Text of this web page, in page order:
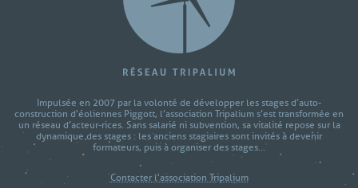
Impulsée en 2007 par la volonté de développer les stages d’auto-
construction d'éoliennes Piggott, l’association Tripalium s’est transformée en
un réseau d’acteur-rices. Sans salarié ni subvention, sa vitalité repose sur la
dynamique des stages : les anciens stagiaires sont invités à devenir
formateurs, puis à organiser des stages...
Contacter l'association Tripalium